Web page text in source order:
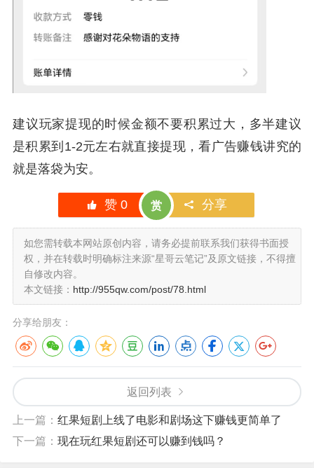
建议玩家提现的时候金额不要积累过大，多半建议
是积累到1-2元左右就直接提现，看广告赚钱讲究的
就是落袋为安。
赞 0 赏 分享
如您需转载本网站原创内容，请务必提前联系我们获得书面授
权，并在转载时明确标注来源“星哥云笔记”及原文链接，不得擅
自修改内容。
本文链接： http://955qw.com/post/78.html
分享给朋友：
返回列表
上一篇： 红果短剧上线了电影和剧场这下赚钱更简单了
下一篇： 现在玩红果短剧还可以赚到钱吗？